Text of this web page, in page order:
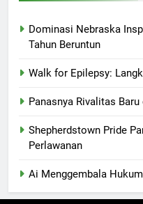
Dominasi Nebraska
Tahun Beruntun
Walk for Epilepsy:
Panasnya Rivalitas
Shepherdstown Pride
Perlawanan
Ai Menggembala